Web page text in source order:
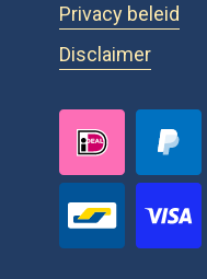
Privacy beleid
Disclaimer